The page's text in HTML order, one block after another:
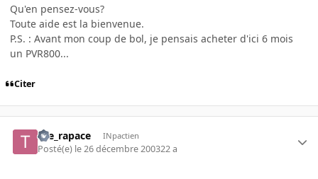
Qu'en pensez-vous?
Toute aide est la bienvenue.
P.S. : Avant mon coup de bol, je pensais acheter d'ici 6 mois
un PVR800...
Citer
the_rapace INpactien
Posté(e) le 26 décembre 200322 a